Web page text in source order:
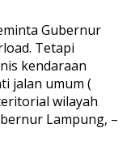
Gubernur
Tetapi
kendaraan
jalan umum (
wilayah
Lampung, –